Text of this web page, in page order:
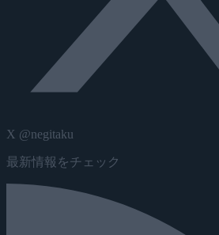
X @negitaku
最新情報をチェック